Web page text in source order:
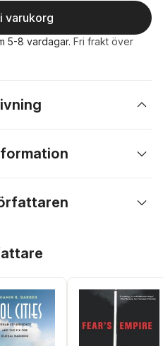
varukorg
5-8 vardagar. Fri frakt över